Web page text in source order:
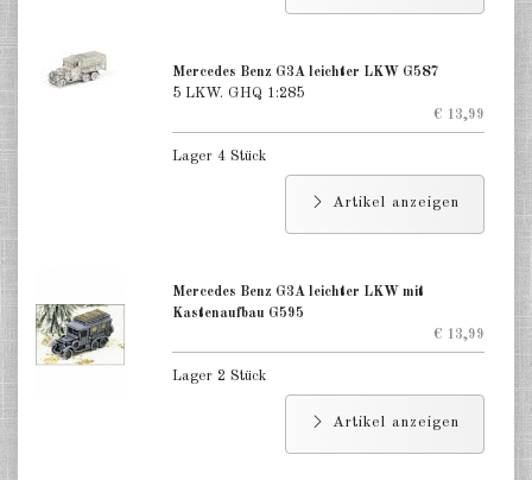
Mercedes Benz G3A leichter LKW G587
5 LKW. GHQ 1:285
€ 13,99
Lager 4 Stück
Artikel anzeigen
Mercedes Benz G3A leichter LKW mit
Kastenaufbau G595
€ 13,99
Lager 2 Stück
Artikel anzeigen